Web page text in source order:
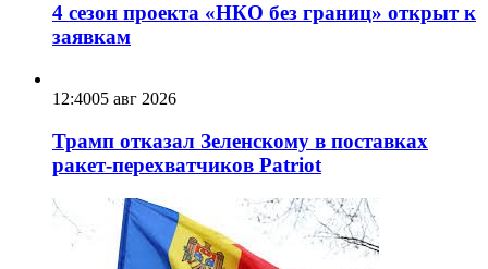
4 сезон проекта «НКО без границ» открыт к
заявкам
12:4005 авг 2026
Трамп отказал Зеленскому в поставках
ракет-перехватчиков Patriot